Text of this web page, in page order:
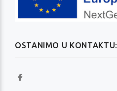
OSTANIMO U KONTAKTU: